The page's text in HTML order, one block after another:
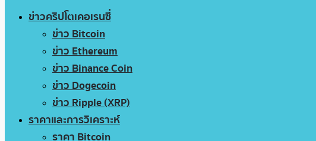
ข่าวคริปโตเคอเรนซี่
ข่าว Bitcoin
ข่าว Ethereum
ข่าว Binance Coin
ข่าว Dogecoin
ข่าว Ripple (XRP)
ราคาและการวิเคราะห์
ราคา Bitcoin